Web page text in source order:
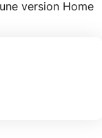
version Home